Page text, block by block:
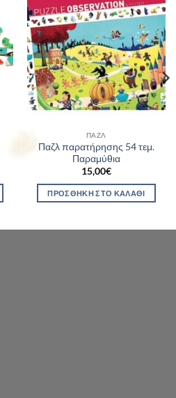
ΠΑΖΛ
Παζλ παρατήρησης 54 τεμ.
Παραμύθια
15,00€
ΠΡΟΣΘΉΚΗ ΣΤΟ ΚΑΛΆΘΙ